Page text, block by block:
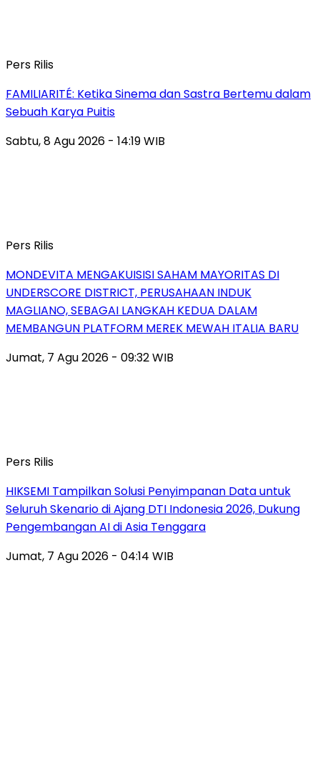
Pers Rilis
FAMILIARITÉ: Ketika Sinema dan Sastra Bertemu dalam
Sebuah Karya Puitis
Sabtu, 8 Agu 2026 - 14:19 WIB
Pers Rilis
MONDEVITA MENGAKUISISI SAHAM MAYORITAS DI
UNDERSCORE DISTRICT, PERUSAHAAN INDUK
MAGLIANO, SEBAGAI LANGKAH KEDUA DALAM
MEMBANGUN PLATFORM MEREK MEWAH ITALIA BARU
Jumat, 7 Agu 2026 - 09:32 WIB
Pers Rilis
HIKSEMI Tampilkan Solusi Penyimpanan Data untuk
Seluruh Skenario di Ajang DTI Indonesia 2026, Dukung
Pengembangan AI di Asia Tenggara
Jumat, 7 Agu 2026 - 04:14 WIB